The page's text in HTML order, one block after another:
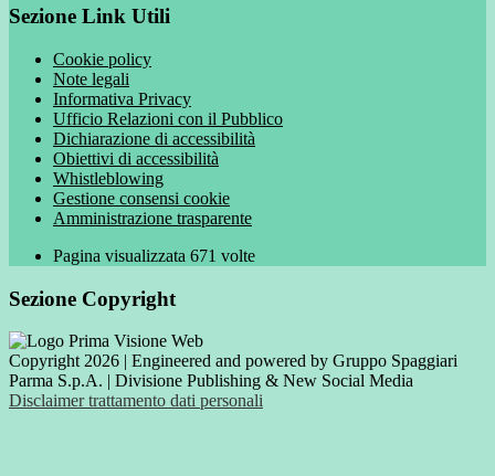
Sezione Link Utili
Cookie policy
Note legali
Informativa Privacy
Ufficio Relazioni con il Pubblico
Dichiarazione di accessibilità
Obiettivi di accessibilità
Whistleblowing
Gestione consensi cookie
Amministrazione trasparente
Pagina visualizzata 671 volte
Sezione Copyright
Copyright 2026 | Engineered and powered by Gruppo Spaggiari
Parma S.p.A. | Divisione Publishing & New Social Media
Disclaimer trattamento dati personali